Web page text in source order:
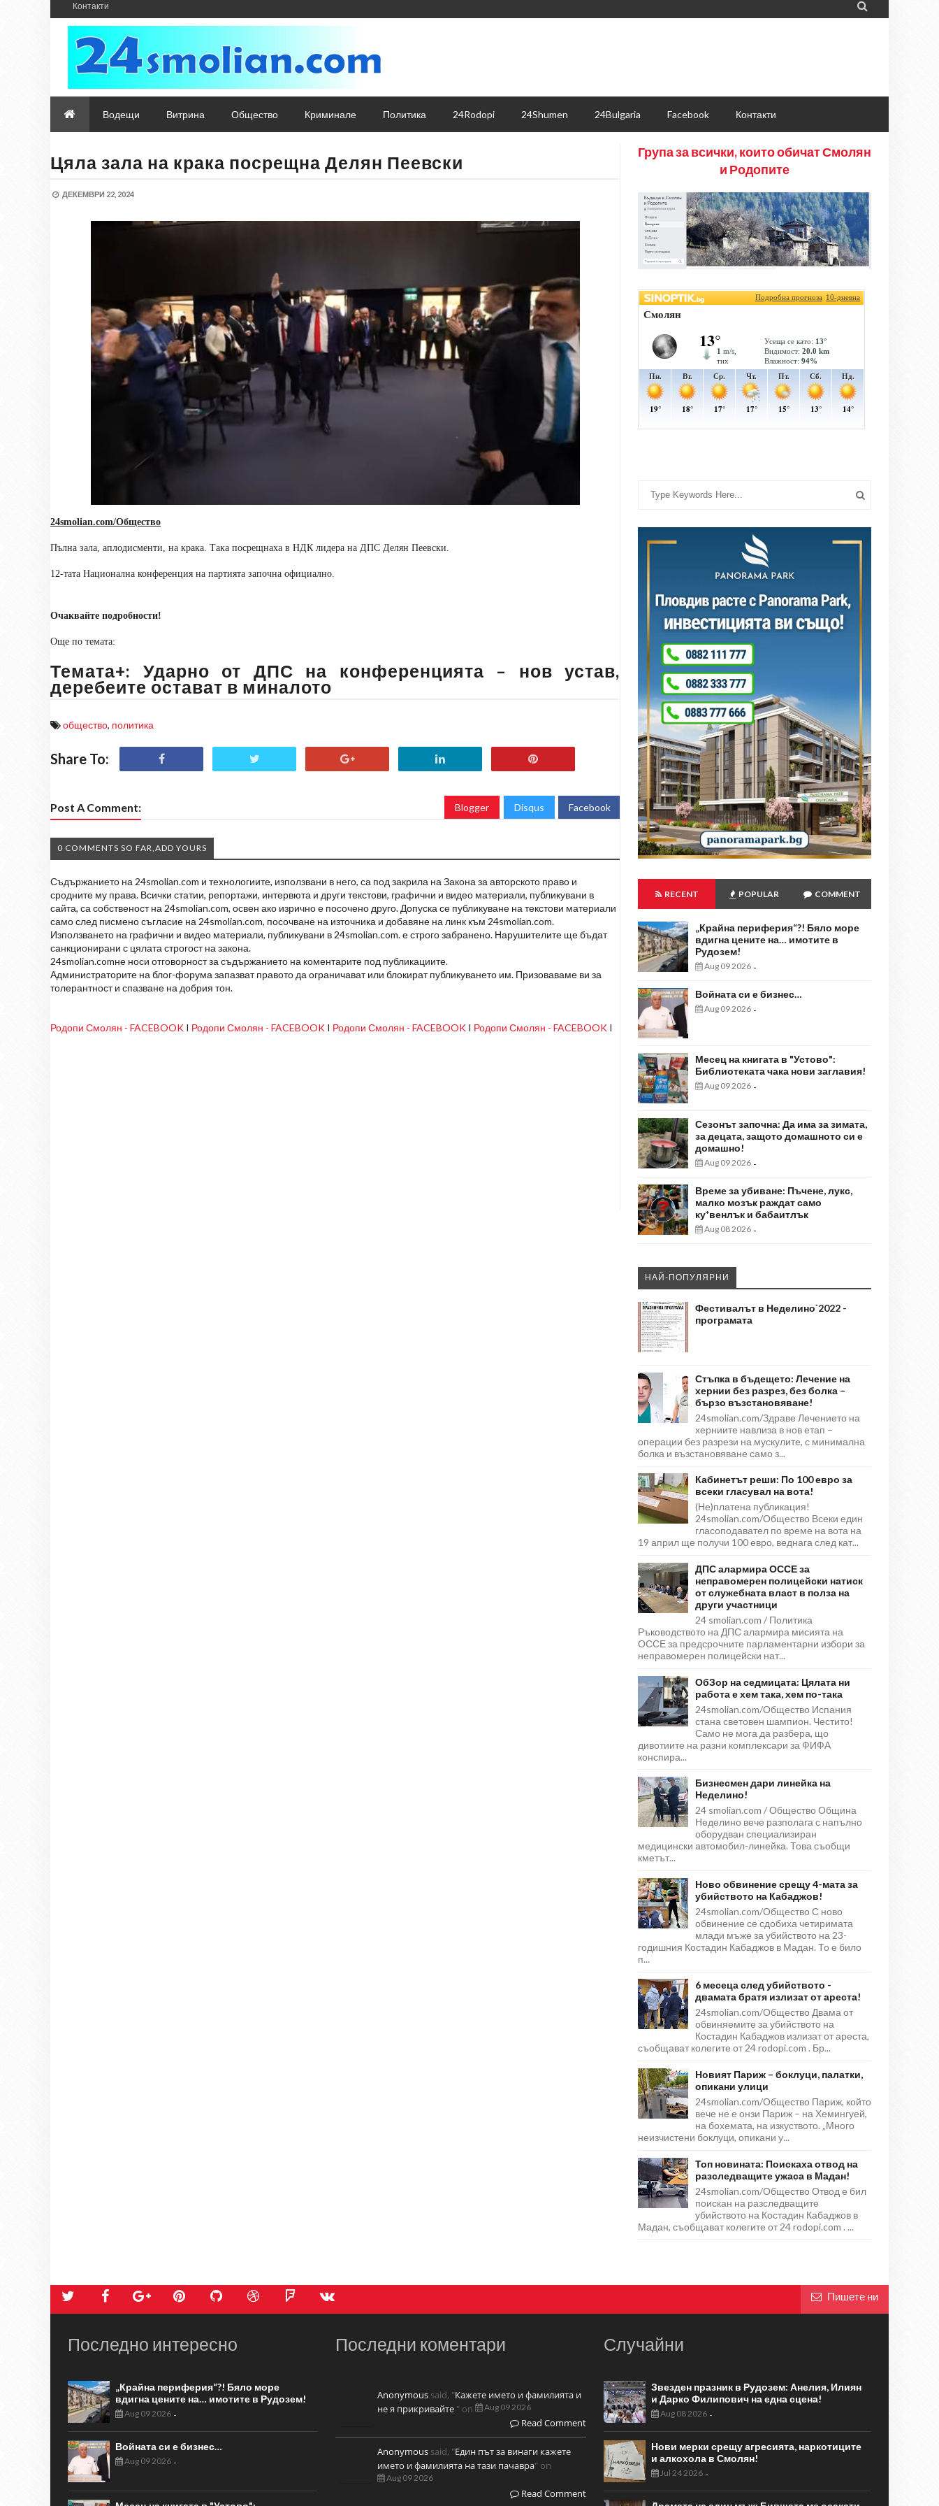
Контакти 
Водещи Витрина Общество Криминале Политика 24Rodopi 24Shumen 24Bulgaria Facebook Контакти
Цяла зала на крака посрещна Делян Пеевски
ДЕКЕМВРИ 22, 2024
24smolian.com/Общество
Пълна зала, аплодисменти, на крака. Така посрещнаха в НДК лидера на ДПС Делян Пеевски.
12-тата Национална конференция на партията започна официално.
Очаквайте подробности!
Още по темата:
Темата+: Ударно от ДПС на конференцията – нов устав,
деребеите остават в миналото
общество, политика
Share To:
Post A Comment: Blogger Disqus Facebook
0 COMMENTS SO FAR,ADD YOURS
Съдържанието на 24smolian.com и технологиите, използвани в него, са под закрила на Закона за авторското право и
сродните му права. Всички статии, репортажи, интервюта и други текстови, графични и видео материали, публикувани в
сайта, са собственост на 24smolian.com, освен ако изрично е посочено друго. Допуска се публикуване на текстови материали
само след писмено съгласие на 24smolian.com, посочване на източника и добавяне на линк към 24smolian.com.
Използването на графични и видео материали, публикувани в 24smolian.com. е строго забранено. Нарушителите ще бъдат
санкционирани с цялата строгост на закона.
24smolian.comне носи отговорност за съдържанието на коментарите под публикациите.
Администраторите на блог-форума запазват правото да ограничават или блокират публикуването им. Призоваваме ви за
толерантност и спазване на добрия тон.
Родопи Смолян - FACEBOOK I Родопи Смолян - FACEBOOK I Родопи Смолян - FACEBOOK I Родопи Смолян - FACEBOOK I
Група за всички, които обичат Смолян
и Родопите
RECENT POPULAR COMMENT
„Крайна периферия“?! Бяло море
вдигна цените на… имотите в
Рудозем!
Aug 09 2026 -
Войната си е бизнес…
Aug 09 2026 -
Месец на книгата в "Устово":
Библиотеката чака нови заглавия!
Aug 09 2026 -
Сезонът започна: Да има за зимата,
за децата, защото домашното си е
домашно!
Aug 09 2026 -
Време за убиване: Пъчене, лукс,
малко мозък раждат само
ку*венлък и бабаитлък
Aug 08 2026 -
НАЙ-ПОПУЛЯРНИ
Фестивалът в Неделино`2022 -
програмата
Стъпка в бъдещето: Лечение на
хернии без разрез, без болка –
бързо възстановяване!
24smolian.com/Здраве Лечението на
херниите навлиза в нов етап –
операции без разрези на мускулите, с минимална
болка и възстановяване само з...
Кабинетът реши: По 100 евро за
всеки гласувал на вота!
(Не)платена публикация!
24smolian.com/Общество Всеки един
гласоподавател по време на вота на
19 април ще получи 100 евро, веднага след кат...
ДПС алармира ОССЕ за
неправомерен полицейски натиск
от служебната власт в полза на
други участници
24 smolian.com / Политика
Ръководството на ДПС алармира мисията на
ОССЕ за предсрочните парламентарни избори за
неправомерен полицейски нат...
ОбЗор на седмицата: Цялата ни
работа е хем така, хем по-така
24smolian.com/Общество Испания
стана световен шампион. Честито!
Само не мога да разбера, що
дивотиите на разни комплексари за ФИФА
конспира...
Бизнесмен дари линейка на
Неделино!
24 smolian.com / Общество Община
Неделино вече разполага с напълно
оборудван специализиран
медицински автомобил-линейка. Това съобщи
кметът...
Ново обвинение срещу 4-мата за
убийството на Кабаджов!
24smolian.com/Общество С ново
обвинение се сдобиха четиримата
млади мъже за убийството на 23-
годишния Костадин Кабаджов в Мадан. То е било
п...
6 месеца след убийството -
двамата братя излизат от ареста!
24smolian.com/Общество Двама от
обвиняемите за убийството на
Костадин Кабаджов излизат от ареста,
съобщават колегите от 24 rodopi.com . Бр...
Новият Париж – боклуци, палатки,
опикани улици
24smolian.com/Общество Париж, който
вече не е онзи Париж – на Хемингуей,
на бохемата, на изкуството. „Много
неизчистени боклуци, опикани у...
Топ новината: Поискаха отвод на
разследващите ужаса в Мадан!
24smolian.com/Общество Отвод е бил
поискан на разследващите
убийството на Костадин Кабаджов в
Мадан, съобщават колегите от 24 rodopi.com . ...
Пишете ни
Последно интересно
„Крайна периферия“?! Бяло море
вдигна цените на… имотите в Рудозем!
Aug 09 2026 -
Войната си е бизнес…
Aug 09 2026 -
Последни коментари
Anonymous said, "Кажете името и фамилията и
не я прикривайте " on Aug 09 2026
Read Comment
Anonymous said, "Един път за винаги кажете
името и фамилията на тази пачавра" on
Aug 09 2026
Read Comment
Случайни
Звезден празник в Рудозем: Анелия, Илиян
и Дарко Филипович на една сцена!
Aug 08 2026-
Нови мерки срещу агресията, наркотиците
и алкохола в Смолян!
Jul 24 2026-